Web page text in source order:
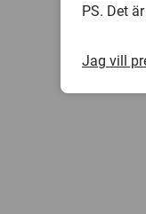
PS. Det
Jag vill